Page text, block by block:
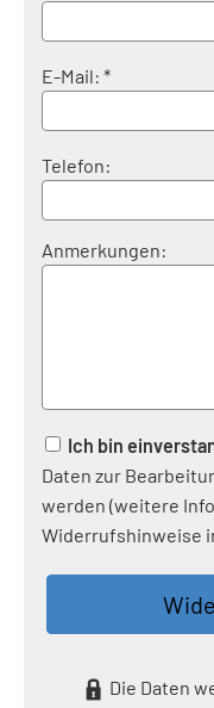
E-Mail: *
Telefon:
Anmerkungen:
Ich bin
Daten zur
werden (weitere
Widerrufshinweise
Die Daten